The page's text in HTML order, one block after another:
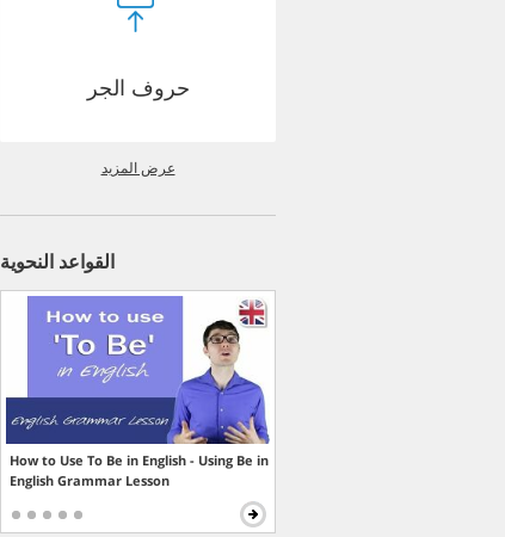
حروف الجر
عرض المزيد
القواعد النحوية
How to Use To Be in English - Using Be in
English Grammar Lesson